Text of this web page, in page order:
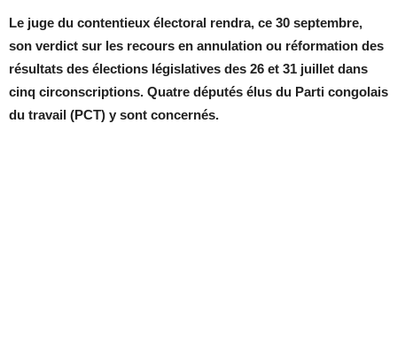
Le juge du contentieux électoral rendra, ce 30 septembre,
son verdict sur les recours en annulation ou réformation des
résultats des élections législatives des 26 et 31 juillet dans
cinq circonscriptions. Quatre députés élus du Parti congolais
du travail (PCT) y sont concernés.